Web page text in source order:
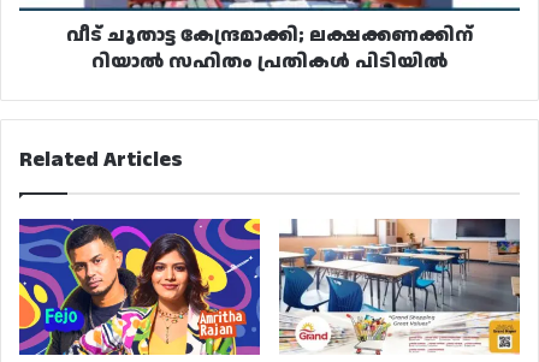
വീട് ചൂതാട്ട കേന്ദ്രമാക്കി; ലക്ഷക്കണക്കിന്
റിയാൽ സഹിതം പ്രതികൾ പിടിയിൽ
Related Articles